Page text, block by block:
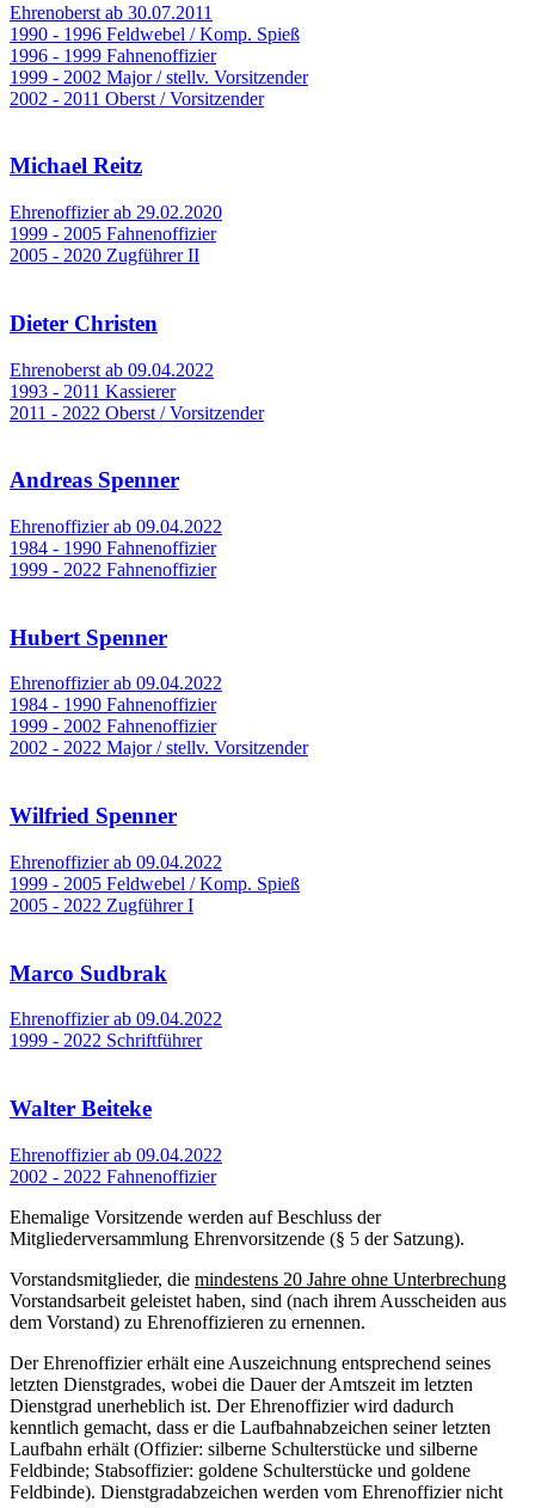
Ehrenoberst ab 30.07.2011
1990 - 1996 Feldwebel / Komp. Spieß
1996 - 1999 Fahnenoffizier
1999 - 2002 Major / stellv. Vorsitzender
2002 - 2011 Oberst / Vorsitzender
Michael Reitz
Ehrenoffizier ab 29.02.2020
1999 - 2005 Fahnenoffizier
2005 - 2020 Zugführer II
Dieter Christen
Ehrenoberst ab 09.04.2022
1993 - 2011 Kassierer
2011 - 2022 Oberst / Vorsitzender
Andreas Spenner
Ehrenoffizier ab 09.04.2022
1984 - 1990 Fahnenoffizier
1999 - 2022 Fahnenoffizier
Hubert Spenner
Ehrenoffizier ab 09.04.2022
1984 - 1990 Fahnenoffizier
1999 - 2002 Fahnenoffizier
2002 - 2022 Major / stellv. Vorsitzender
Wilfried Spenner
Ehrenoffizier ab 09.04.2022
1999 - 2005 Feldwebel / Komp. Spieß
2005 - 2022 Zugführer I
Marco Sudbrak
Ehrenoffizier ab 09.04.2022
1999 - 2022 Schriftführer
Walter Beiteke
Ehrenoffizier ab 09.04.2022
2002 - 2022 Fahnenoffizier
Ehemalige Vorsitzende werden auf Beschluss der
Mitgliederversammlung Ehrenvorsitzende (§ 5 der Satzung).
Vorstandsmitglieder, die mindestens 20 Jahre ohne Unterbrechung
Vorstandsarbeit geleistet haben, sind (nach ihrem Ausscheiden aus
dem Vorstand) zu Ehrenoffizieren zu ernennen.
Der Ehrenoffizier erhält eine Auszeichnung entsprechend seines
letzten Dienstgrades, wobei die Dauer der Amtszeit im letzten
Dienstgrad unerheblich ist. Der Ehrenoffizier wird dadurch
kenntlich gemacht, dass er die Laufbahnabzeichen seiner letzten
Laufbahn erhält (Offizier: silberne Schulterstücke und silberne
Feldbinde; Stabsoffizier: goldene Schulterstücke und goldene
Feldbinde). Dienstgradabzeichen werden vom Ehrenoffizier nicht